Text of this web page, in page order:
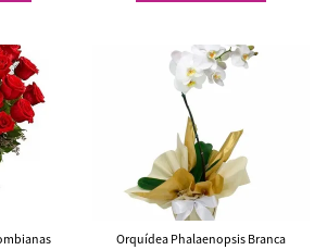
Orquídea Phalaenopsis Branca